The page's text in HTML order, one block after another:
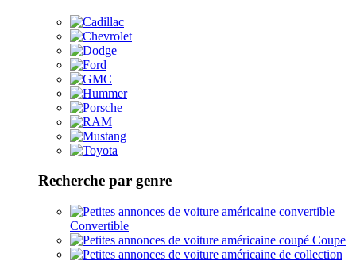
Recherche par genre
Convertible
Coupe